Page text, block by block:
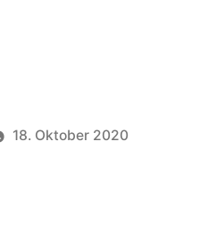
18. Oktober 2020